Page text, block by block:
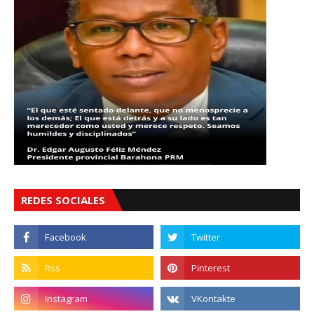
REDES SOCIALES